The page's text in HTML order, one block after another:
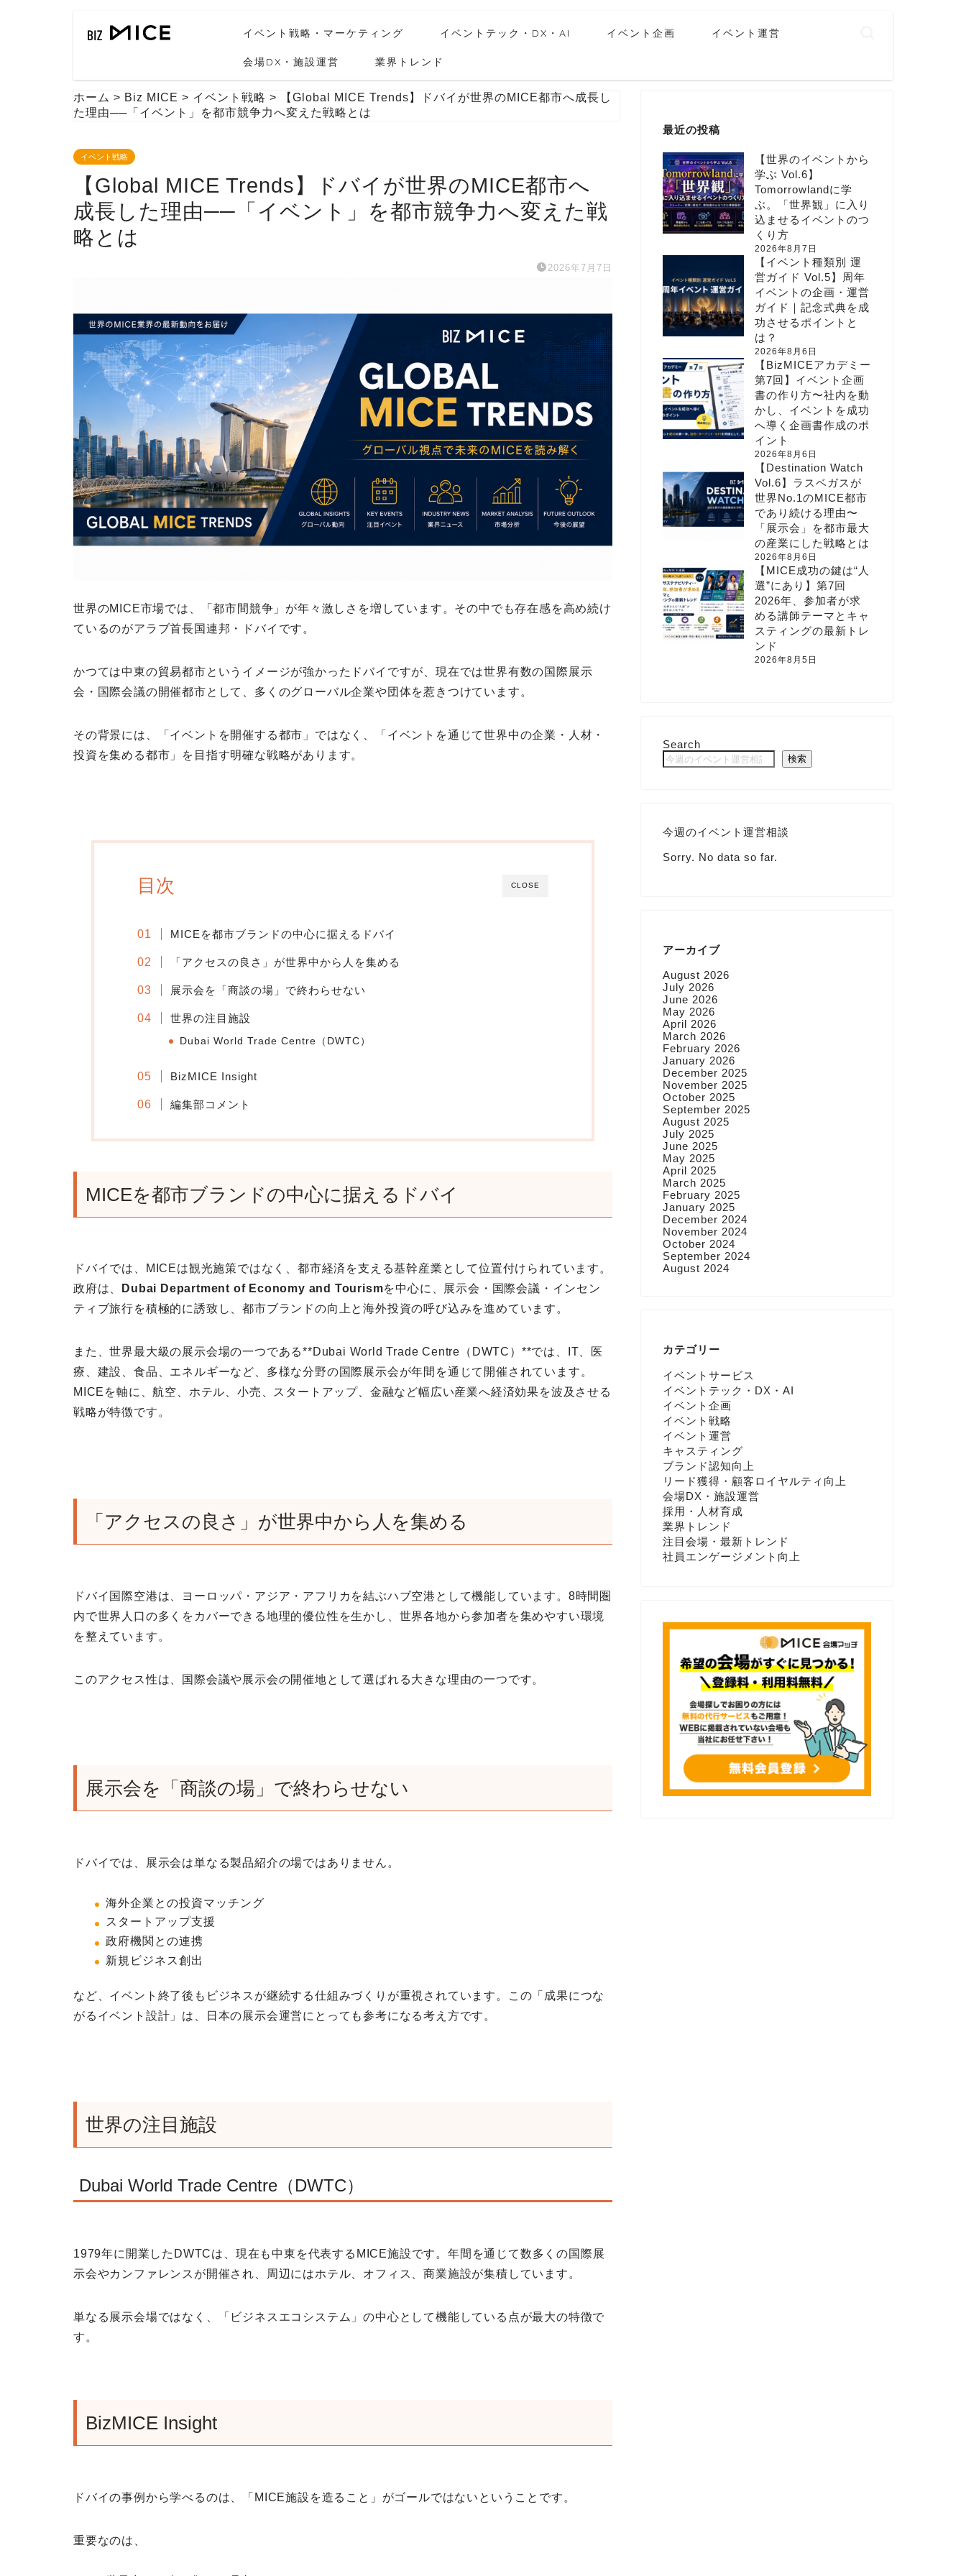
イベント戦略・マーケティング イベントテック・DX・AI イベント企画 イベント運営
会場DX・施設運営 業界トレンド
ホーム > Biz MICE > イベント戦略 >
【Global MICE Trends】ドバイが世界のMICE都市へ成長し
た理由──「イベント」を都市競争力へ変えた戦略とは
イベント戦略
【Global MICE Trends】ドバイが世界のMICE都市へ
成長した理由──「イベント」を都市競争力へ変えた戦
略とは
2026年7月7日
世界のMICE市場では、「都市間競争」が年々激しさを増しています。その中でも存在感を高め続け
ているのがアラブ首長国連邦・ドバイです。
かつては中東の貿易都市というイメージが強かったドバイですが、現在では世界有数の国際展示
会・国際会議の開催都市として、多くのグローバル企業や団体を惹きつけています。
その背景には、「イベントを開催する都市」ではなく、「イベントを通じて世界中の企業・人材・
投資を集める都市」を目指す明確な戦略があります。
CLOSE
目次
MICEを都市ブランドの中心に据えるドバイ
「アクセスの良さ」が世界中から人を集める
展示会を「商談の場」で終わらせない
世界の注目施設
Dubai World Trade Centre（DWTC）
BizMICE Insight
編集部コメント
MICEを都市ブランドの中心に据えるドバイ
ドバイでは、MICEは観光施策ではなく、都市経済を支える基幹産業として位置付けられています。
政府は、
Dubai Department of Economy and Tourismを中心に、展示会・国際会議・インセン
ティブ旅行を積極的に誘致し、都市ブランドの向上と海外投資の呼び込みを進めています。
また、世界最大級の展示会場の一つである**Dubai World Trade Centre（DWTC）**では、IT、医
療、建設、食品、エネルギーなど、多様な分野の国際展示会が年間を通じて開催されています。
MICEを軸に、航空、ホテル、小売、スタートアップ、金融など幅広い産業へ経済効果を波及させる
戦略が特徴です。
「アクセスの良さ」が世界中から人を集める
ドバイ国際空港は、ヨーロッパ・アジア・アフリカを結ぶハブ空港として機能しています。8時間圏
内で世界人口の多くをカバーできる地理的優位性を生かし、世界各地から参加者を集めやすい環境
を整えています。
このアクセス性は、国際会議や展示会の開催地として選ばれる大きな理由の一つです。
展示会を「商談の場」で終わらせない
ドバイでは、展示会は単なる製品紹介の場ではありません。
海外企業との投資マッチング
スタートアップ支援
政府機関との連携
新規ビジネス創出
など、イベント終了後もビジネスが継続する仕組みづくりが重視されています。この「成果につな
がるイベント設計」は、日本の展示会運営にとっても参考になる考え方です。
世界の注目施設
Dubai World Trade Centre（DWTC）
1979年に開業したDWTCは、現在も中東を代表するMICE施設です。年間を通じて数多くの国際展
示会やカンファレンスが開催され、周辺にはホテル、オフィス、商業施設が集積しています。
単なる展示会場ではなく、「ビジネスエコシステム」の中心として機能している点が最大の特徴で
す。
BizMICE Insight
ドバイの事例から学べるのは、「MICE施設を造ること」がゴールではないということです。
重要なのは、
最近の投稿
【世界のイベントから
学ぶ Vol.6】
Tomorrowlandに学
ぶ。「世界観」に入り
込ませるイベントのつ
くり方
2026年8月7日
【イベント種類別 運
営ガイド Vol.5】周年
イベントの企画・運営
ガイド｜記念式典を成
功させるポイントと
は？
2026年8月6日
【BizMICEアカデミー
第7回】イベント企画
書の作り方〜社内を動
かし、イベントを成功
へ導く企画書作成のポ
イント
2026年8月6日
【Destination Watch
Vol.6】ラスベガスが
世界No.1のMICE都市
であり続ける理由〜
「展示会」を都市最大
の産業にした戦略とは
2026年8月6日
【MICE成功の鍵は“人
選”にあり】第7回
2026年、参加者が求
める講師テーマとキャ
スティングの最新トレ
ンド
2026年8月5日
Search
検索
今週のイベント運営相談
Sorry. No data so far.
アーカイブ
August 2026
July 2026
June 2026
May 2026
April 2026
March 2026
February 2026
January 2026
December 2025
November 2025
October 2025
September 2025
August 2025
July 2025
June 2025
May 2025
April 2025
March 2025
February 2025
January 2025
December 2024
November 2024
October 2024
September 2024
August 2024
カテゴリー
イベントサービス
イベントテック・DX・AI
イベント企画
イベント戦略
イベント運営
キャスティング
ブランド認知向上
リード獲得・顧客ロイヤルティ向上
会場DX・施設運営
採用・人材育成
業界トレンド
注目会場・最新トレンド
社員エンゲージメント向上